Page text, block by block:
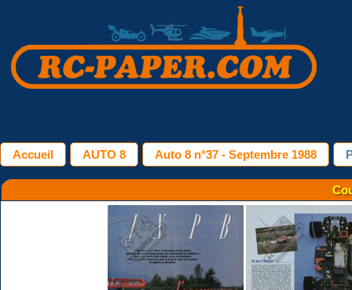
Accueil AUTO 8 Auto 8 n°37 - Septembre 1988